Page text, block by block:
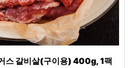
스 갈비살(구이용) 400g, 1팩